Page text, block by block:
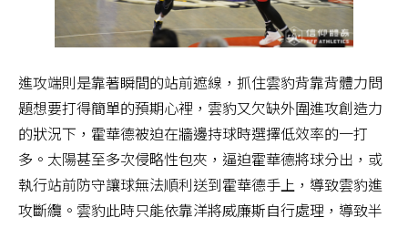
進攻端則是靠著瞬間的站前遮線，抓住雲豹背靠背體力問
題想要打得簡單的預期心裡，雲豹又欠缺外圍進攻創造力
的狀況下，霍華德被迫在牆邊持球時選擇低效率的一打
多。太陽甚至多次侵略性包夾，逼迫霍華德將球分出，或
執行站前防守讓球無法順利送到霍華德手上，導致雲豹進
攻斷纜。雲豹此時只能依靠洋將威廉斯自行處理，導致半